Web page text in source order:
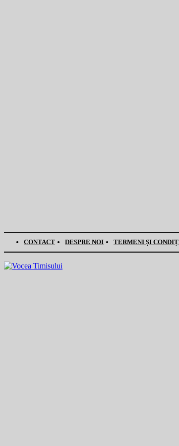
CONTACT DESPRE NOI TERMENI ȘI